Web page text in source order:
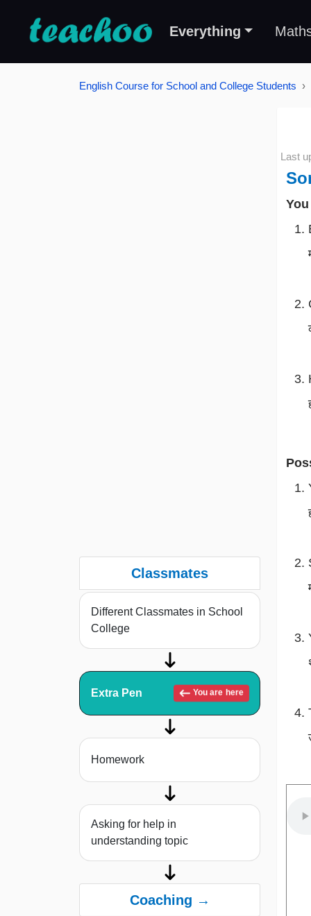
Everything
English Course for School and College Students
Classmates
Different Classmates in School
College
Extra Pen You are here
Homework
Asking for help in
understanding topic
Coaching →
Last